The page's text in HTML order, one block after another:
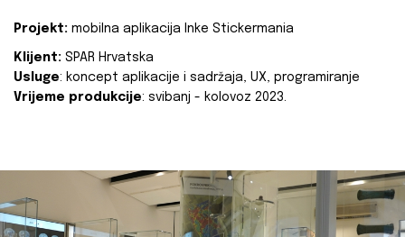
Projekt: mobilna aplikacija Inke Stickermania
Klijent: SPAR Hrvatska
Usluge: koncept aplikacije i sadržaja, UX, programiranje
Vrijeme produkcije: svibanj - kolovoz 2023.